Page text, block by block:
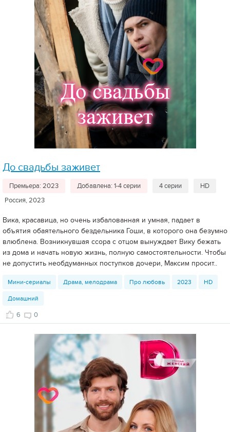
До свадьбы заживет
Премьера: 2023 Добавлена: 1-4 серии 4 серии
HD
Россия, 2023
Вика, красавица, но очень избалованная и умная, падает в
объятия обаятельного бездельника Гоши, в которого она безумно
влюблена. Возникнувшая ссора с отцом вынуждает Вику бежать
из дома и начать новую жизнь, полную самостоятельности. Чтобы
не допустить необдуманных поступков дочери, Максим просит..
Мини-сериалы Драма, мелодрама Про любовь 2023 HD
Домашний
6 0